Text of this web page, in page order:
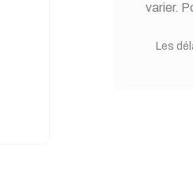
varier.
Les